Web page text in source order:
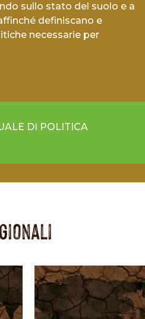
sullo stato del suolo e a
definiscano e
necessarie per
DI POLITICA